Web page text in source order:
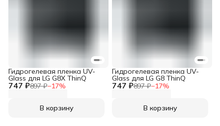
747 ₽897 ₽−17%
Гидрогелевая пленка UV-
Glass для LG G8X ThinQ
В корзину
747 ₽897 ₽−17%
Гидрогелевая пленка UV-
Glass для LG G8 ThinQ
В корзину